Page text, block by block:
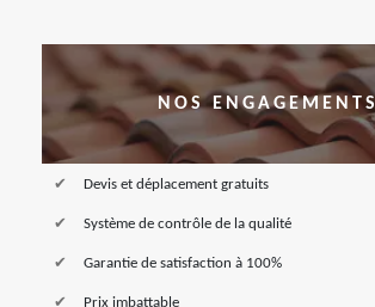
NOS ENGAGEMENTS
Devis et déplacement gratuits
Système de contrôle de la qualité
Garantie de satisfaction à 100%
Prix imbattable